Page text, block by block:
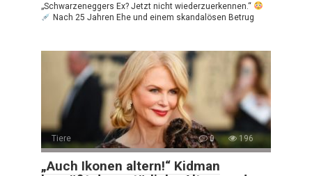
„Schwarzeneggers Ex? Jetzt nicht wiederzuerkennen.“
Nach 25 Jahren Ehe und einem skandalösen Betrug
Tiere 0 196
„Auch Ikonen altern!“ Kidman